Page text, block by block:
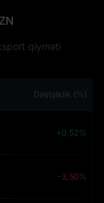
qiyməti
Dəyişiklik (%)
+0,52%
-3,50%